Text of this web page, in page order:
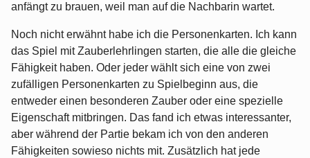
anfängt zu brauen, weil man auf die Nachbarin wartet.
Noch nicht erwähnt habe ich die Personenkarten. Ich kann
das Spiel mit Zauberlehrlingen starten, die alle die gleiche
Fähigkeit haben. Oder jeder wählt sich eine von zwei
zufälligen Personenkarten zu Spielbeginn aus, die
entweder einen besonderen Zauber oder eine spezielle
Eigenschaft mitbringen. Das fand ich etwas interessanter,
aber während der Partie bekam ich von den anderen
Fähigkeiten sowieso nichts mit. Zusätzlich hat jede